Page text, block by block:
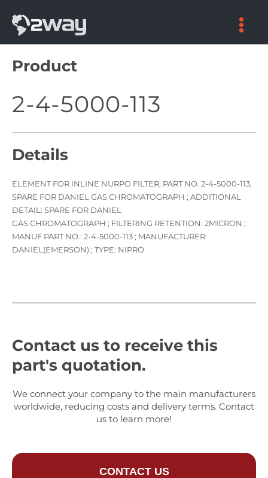
content
Product
2-4-5000-113
Details
ELEMENT FOR INLINE NURPO FILTER, PART NO. 2-4-5000-113,
SPARE FOR DANIEL GAS CHROMATOGRAPH ; ADDITIONAL
DETAIL: SPARE FOR DANIEL
GAS CHROMATOGRAPH ; FILTERING RETENTION: 2MICRON ;
MANUF PART NO.: 2-4-5000-113 ; MANUFACTURER:
DANIEL(EMERSON) ; TYPE: NIPRO
Contact us to receive this
part's quotation.
We connect your company to the main manufacturers
worldwide, reducing costs and delivery terms. Contact
us to learn more!
CONTACT US